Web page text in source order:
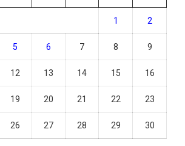
1 2
5 6 7 8 9
12 13 14 15 16
19 20 21 22 23
26 27 28 29 30